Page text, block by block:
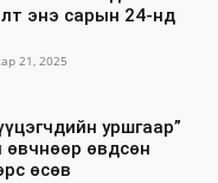
энэ сарын 24-нд
21, 2025
уршгаар”
өвчнөөр өвдсөн
өсөв